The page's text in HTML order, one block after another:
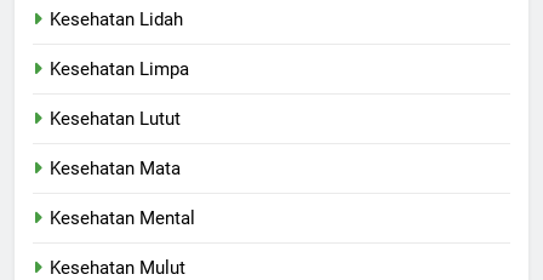
Kesehatan Lidah
Kesehatan Limpa
Kesehatan Lutut
Kesehatan Mata
Kesehatan Mental
Kesehatan Mulut